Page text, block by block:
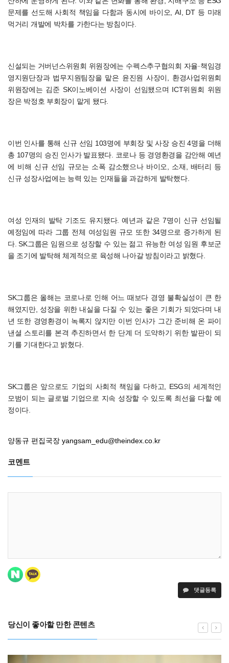
문제를 선도해 사회적 책임을 다함과 동시에 바이오, AI, DT 등 미래
먹거리 개발에 박차를 가한다는 방침이다.
신설되는 거버넌스위원회 위원장에는 수펙스추구협의회 자율·책임경
영지원단장과 법무지원팀장을 맡은 윤진원 사장이, 환경사업위원회
위원장에는 김준 SK이노베이션 사장이 선임됐으며 ICT위원회 위원
장은 박정호 부회장이 맡게 됐다.
이번 인사를 통해 신규 선임 103명에 부회장 및 사장 승진 4명을 더해
총 107명의 승진 인사가 발표됐다. 코로나 등 경영환경을 감안해 예년
에 비해 신규 선임 규모는 소폭 감소했으나 바이오, 소재, 배터리 등
신규 성장사업에는 능력 있는 인재들을 과감하게 발탁했다.
여성 인재의 발탁 기조도 유지됐다. 예년과 같은 7명이 신규 선임될
예정임에 따라 그룹 전체 여성임원 규모 또한 34명으로 증가하게 된
다. SK그룹은 임원으로 성장할 수 있는 젊고 유능한 여성 임원 후보군
을 조기에 발탁해 체계적으로 육성해 나아갈 방침이라고 밝혔다.
SK그룹은 올해는 코로나로 인해 어느 때보다 경영 불확실성이 큰 한
해였지만, 성장을 위한 내실을 다질 수 있는 좋은 기회가 되었다며 내
년 또한 경영환경이 녹록지 않지만 이번 인사가 그간 준비해 온 파이
낸셜 스토리를 본격 추진하면서 한 단계 더 도약하기 위한 발판이 되
기를 기대한다고 밝혔다.
SK그룹은 앞으로도 기업의 사회적 책임을 다하고, ESG의 세계적인
모범이 되는 글로벌 기업으로 지속 성장할 수 있도록 최선을 다할 예
정이다.
양동규 편집국장 yangsam_edu@theindex.co.kr
코멘트
댓글등록
당신이 좋아할 만한 콘텐츠